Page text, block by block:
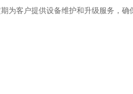
为客户提供设备维护和升级服务，确